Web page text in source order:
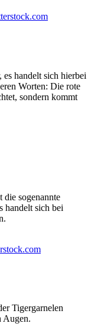
handelt sich hierbei
Worten: Die rote
sondern kommt
die sogenannte
handelt sich bei
Tigergarnelen
Augen.